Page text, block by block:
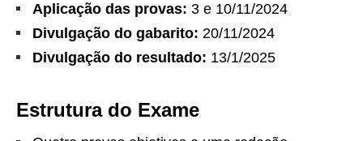
Aplicação das provas: 3 e 10/11/2024
Divulgação do gabarito: 20/11/2024
Divulgação do resultado: 13/1/2025
Estrutura do Exame